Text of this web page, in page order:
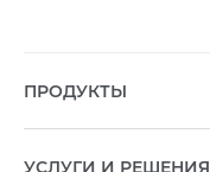
ПРОДУКТЫ
УСЛУГИ И РЕШЕНИЯ